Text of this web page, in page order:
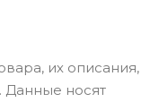
их описания,
Данные носят